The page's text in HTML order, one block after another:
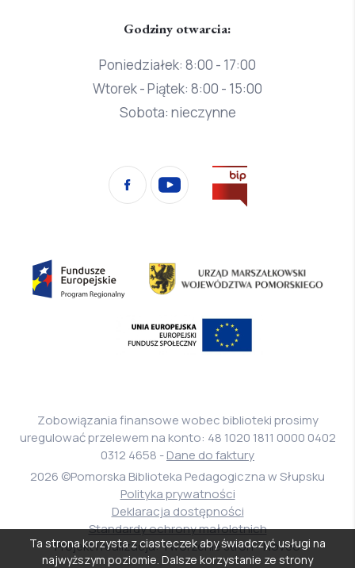
Godziny otwarcia:
Poniedziałek: 8:00 - 17:00
Wtorek - Piątek: 8:00 - 15:00
Sobota: nieczynne
FacebookYouTube
Przejdź
Publicznej
Fundusze
Europejskie
Urząd
Marszałkowski
Pomorskiego
Europejski
Fundusz
Zobowiązania finansowe wobec biblioteki prosimy
uregulować przelewem na konto: 48 1020 1811 0000 0402
0312 4658 -Dane do faktury
2026 ©Pomorska Biblioteka Pedagogiczna w Słupsku
Polityka prywatności
Deklaracja dostępności
Standardy ochrony małoletnich
Projekt i realizacja: Tworzenie stron - Noveo
Ta strona korzysta z ciasteczek aby świadczyć usługi na
najwyższym poziomie. Dalsze korzystanie ze strony